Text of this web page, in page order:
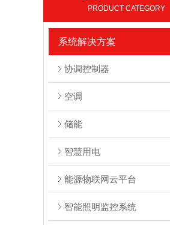
PRODUCT CATEGORY
系统解决方案
协调控制器
空调
储能
智慧用电
能源物联网云平台
智能照明监控系统